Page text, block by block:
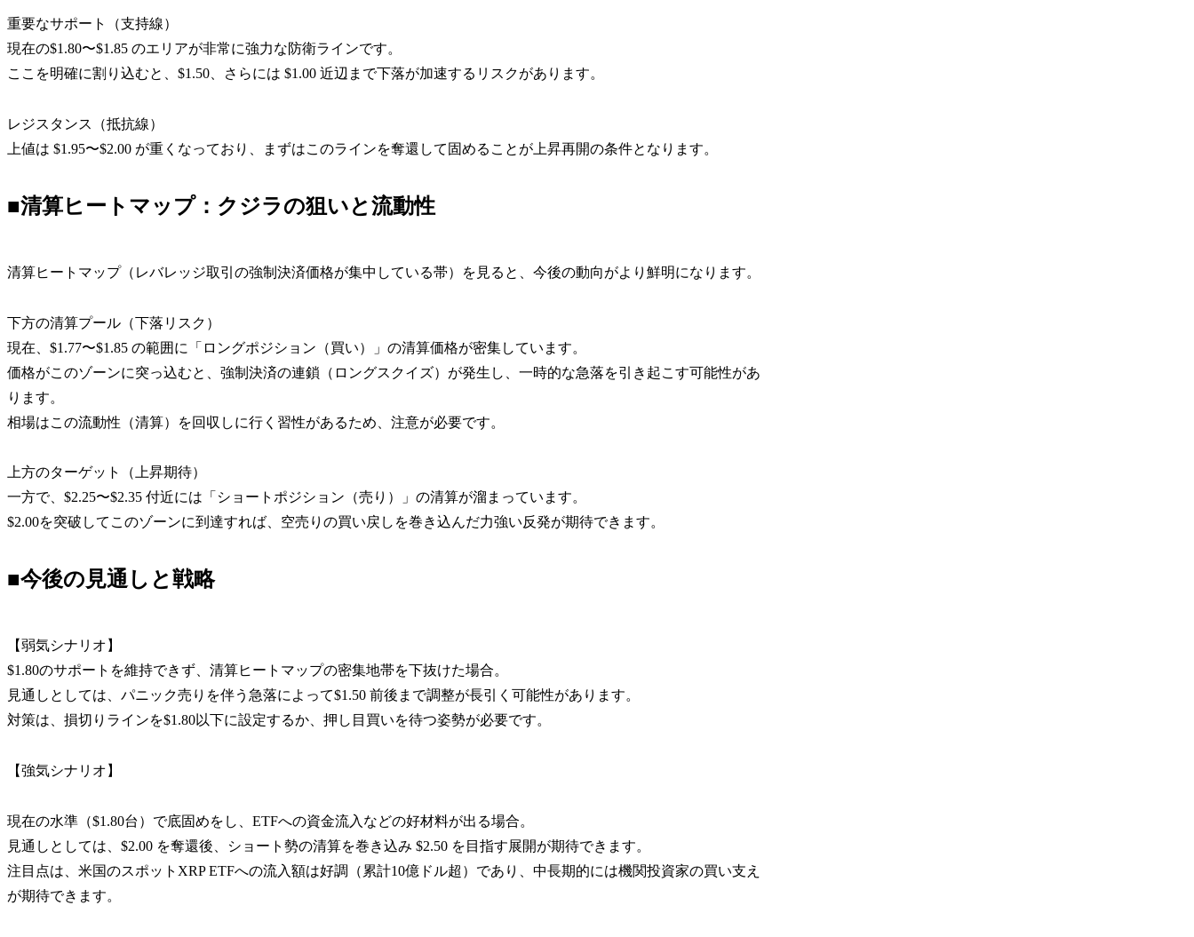
重要なサポート（支持線）
現在の$1.80〜$1.85 のエリアが非常に強力な防衛ラインです。
ここを明確に割り込むと、$1.50、さらには $1.00 近辺まで下落が加速するリスクがあります。
レジスタンス（抵抗線）
上値は $1.95〜$2.00 が重くなっており、まずはこのラインを奪還して固めることが上昇再開の条件となります。
■清算ヒートマップ：クジラの狙いと流動性
清算ヒートマップ（レバレッジ取引の強制決済価格が集中している帯）を見ると、今後の動向がより鮮明になります。
下方の清算プール（下落リスク）
現在、$1.77〜$1.85 の範囲に「ロングポジション（買い）」の清算価格が密集しています。
価格がこのゾーンに突っ込むと、強制決済の連鎖（ロングスクイズ）が発生し、一時的な急落を引き起こす可能性があ
ります。
相場はこの流動性（清算）を回収しに行く習性があるため、注意が必要です。
上方のターゲット（上昇期待）
一方で、$2.25〜$2.35 付近には「ショートポジション（売り）」の清算が溜まっています。
$2.00を突破してこのゾーンに到達すれば、空売りの買い戻しを巻き込んだ力強い反発が期待できます。
■今後の見通しと戦略
【弱気シナリオ】
$1.80のサポートを維持できず、清算ヒートマップの密集地帯を下抜けた場合。
見通しとしては、パニック売りを伴う急落によって$1.50 前後まで調整が長引く可能性があります。
対策は、損切りラインを$1.80以下に設定するか、押し目買いを待つ姿勢が必要です。
【強気シナリオ】
現在の水準（$1.80台）で底固めをし、ETFへの資金流入などの好材料が出る場合。
見通しとしては、$2.00 を奪還後、ショート勢の清算を巻き込み $2.50 を目指す展開が期待できます。
注目点は、米国のスポットXRP ETFへの流入額は好調（累計10億ドル超）であり、中長期的には機関投資家の買い支え
が期待できます。